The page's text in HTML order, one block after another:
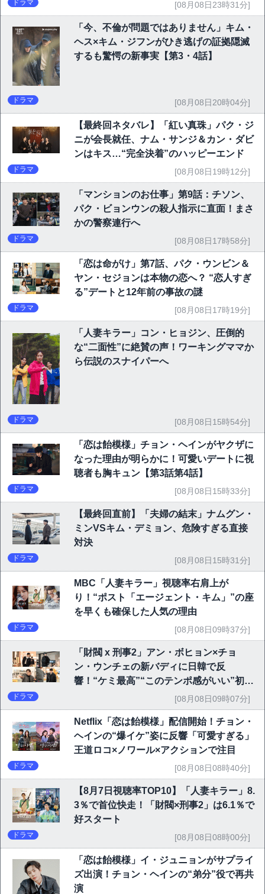
ドラマ [08月08日23時31分]
「今、不倫が問題ではありません」キム・
ヘス×キム・ジフンがひき逃げの証拠隠滅
するも驚愕の新事実【第3・4話】
ドラマ [08月08日20時04分]
【最終回ネタバレ】「紅い真珠」パク・ジ
ニが会長就任、ナム・サンジ＆カン・ダビ
ンはキス…“完全決着”のハッピーエンド
ドラマ [08月08日19時12分]
「マンションのお仕事」第9話：チソン、
パク・ビョンウンの殺人指示に直面！まさ
かの警察連行へ
ドラマ [08月08日17時58分]
「恋は命がけ」第7話、パク・ウンビン＆
ヤン・セジョンは本物の恋へ？ “恋人すぎ
る”デートと12年前の事故の謎
ドラマ [08月08日17時19分]
「人妻キラー」コン・ヒョジン、圧倒的
な“二面性”に絶賛の声！ワーキングママか
ら伝説のスナイパーへ
ドラマ [08月08日15時54分]
「恋は飴模様」チョン・ヘインがヤクザに
なった理由が明らかに！可愛いデートに視
聴者も胸キュン【第3話第4話】
ドラマ [08月08日15時33分]
【最終回直前】「夫婦の結末」ナムグン・
ミンVSキム・デミョン、危険すぎる直接
対決
ドラマ [08月08日15時31分]
MBC「人妻キラー」視聴率右肩上が
り！“ポスト「エージェント・キム」”の座
を早くも確保した人気の理由
ドラマ [08月08日09時37分]
「財閥 x 刑事2」アン・ボヒョン×チョ
ン・ウンチェの新バディに日韓で反
響！“ケミ最高”“このテンポ感がいい”初回
ドラマ [08月08日09時07分]
Netflix「恋は飴模様」配信開始！チョン・
ヘインの“爆イケ”姿に反響「可愛すぎる」
王道ロコ×ノワール×アクションで注目
ドラマ [08月08日08時40分]
【8月7日視聴率TOP10】「人妻キラー」8.
3％で首位快走！「財閥×刑事2」は6.1％で
好スタート
ドラマ [08月08日08時00分]
「恋は飴模様」イ・ジュニョンがサプライ
ズ出演！チョン・ヘインの“弟分”役で再共
演